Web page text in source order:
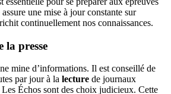
une mise à jour constante sur
continuellement nos connaissances.
la presse
mine d’informations. Il est conseillé de
par jour à la lecture de journaux
Échos sont des choix judicieux. Cette